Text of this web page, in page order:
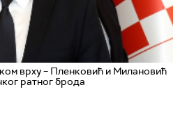
врху – Пленковић и Милановић
ратног брода